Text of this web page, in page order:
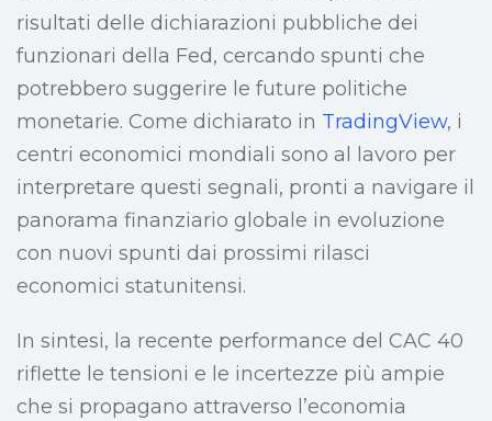
risultati delle dichiarazioni pubbliche dei
funzionari della Fed, cercando spunti che
potrebbero suggerire le future politiche
monetarie. Come dichiarato in TradingView, i
centri economici mondiali sono al lavoro per
interpretare questi segnali, pronti a navigare il
panorama finanziario globale in evoluzione
con nuovi spunti dai prossimi rilasci
economici statunitensi.
In sintesi, la recente performance del CAC 40
riflette le tensioni e le incertezze più ampie
che si propagano attraverso l’economia